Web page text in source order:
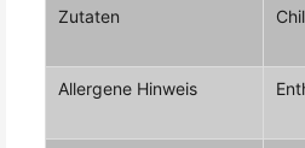
Zutaten
Allergene Hinweis